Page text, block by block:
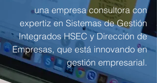
una empresa consultora con
expertiz en Sistemas de Gestión
Integrados HSEC y Dirección de
Empresas, que está innovando en
gestión empresarial.